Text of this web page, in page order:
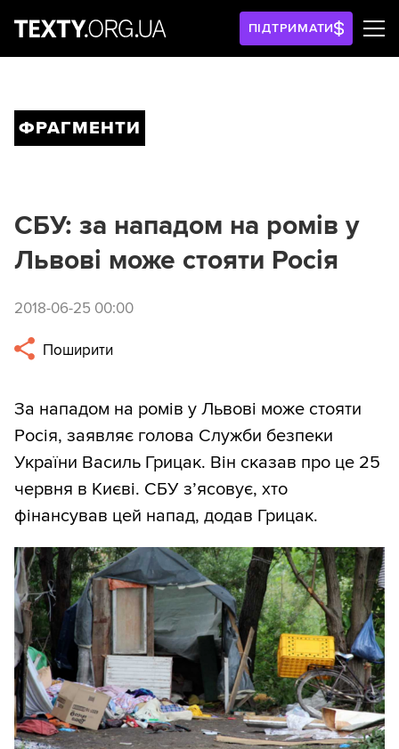
ПІДТРИМАТИ
ФРАГМЕНТИ
СБУ: за нападом на ромів у
Львові може стояти Росія
2018-06-25 00:00
Поширити
За нападом на ромів у Львові може стояти
Росія, заявляє голова Служби безпеки
України Василь Грицак. Він сказав про це 25
червня в Києві. СБУ з’ясовує, хто
фінансував цей напад, додав Грицак.